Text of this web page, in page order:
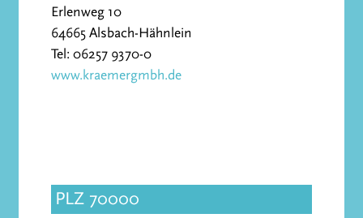
Erlenweg 10
64665 Alsbach-Hähnlein
Tel: 06257 9370-0
www.kraemergmbh.de
PLZ 70000